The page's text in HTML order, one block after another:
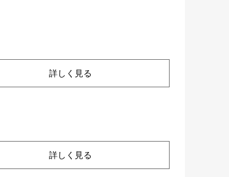
詳しく見る
詳しく見る